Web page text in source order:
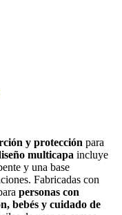
y protección para
multicapa incluye
y una base
Fabricadas con
personas con
bebés y cuidado de